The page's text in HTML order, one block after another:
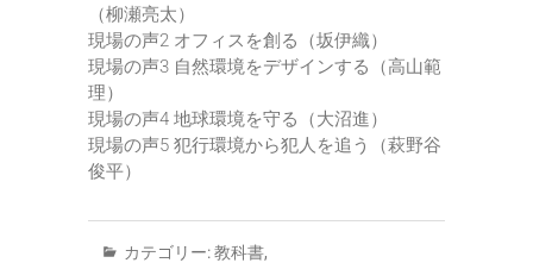
（柳瀬亮太）
現場の声2 オフィスを創る（坂伊織）
現場の声3 自然環境をデザインする（高山範
理）
現場の声4 地球環境を守る（大沼進）
現場の声5 犯行環境から犯人を追う（萩野谷
俊平）
カテゴリー:教科書,